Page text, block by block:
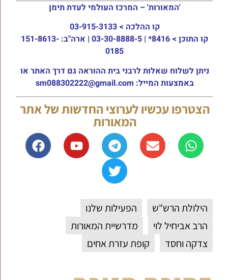
'המאורות' – המרכז העולמי לעדת תימן
קו ההלכה > 03-915-3133
קו התוכן >
8416* | 03-30-8888-5 | ארה"ב: 151-8613-
0185
ניתן לשלוח שאלות לרבני בית ההוראה גם דרך האתר או
באמצעות המייל: sm088302222@gmail.com
הצטרפו עכשיו לערוצי החדשות של אתר
המאורות
הילולת הרש"ש
הפעילות שלנו
הרב אביחיל לוי
מדרשיית המאורות
צדקה וחסד
קופת עזרת אחים